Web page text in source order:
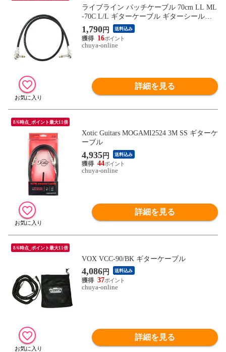
ライブライン パッチケーブル 70cm LL ML
-70C L/L ギターケーブル ギターシールド
LIVE LINE
1,790円 送料込み
16
chuya-online
詳細を見る
8/6時点_ポイント最大11倍
Xotic Guitars MOGAMI2524 3M SS ギターケ
ーブル
4,935円 送料込み
44
chuya-online
詳細を見る
8/6時点_ポイント最大11倍
VOX VCC-90/BK ギターケーブル
4,086円 送料込み
37
chuya-online
詳細を見る